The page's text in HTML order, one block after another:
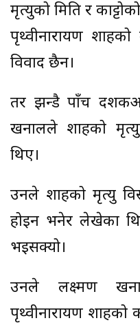
मृत्युको मिति र
पृथ्वीनारायण
विवाद छैन।
तर झन्डै पाँच
खनालले शाहको
थिए।
उनले शाहको मृत्यु
होइन भनेर लेखेका
भइसक्यो।
उनले लक्ष्मण
पृथ्वीनारायण शाहको